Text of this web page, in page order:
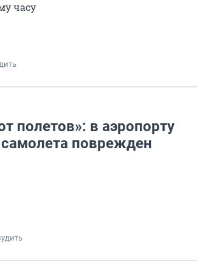
часу
полетов»: в аэропорту
поврежден